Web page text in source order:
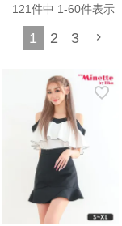
わさって、上品なのに
おすすめです。
違う自分を演出できる
チしちゃいましょう♥
121件中 1-60件表示
1 2 3